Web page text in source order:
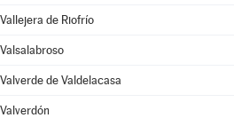
Vallejera de Riofrío
Valsalabroso
Valverde de Valdelacasa
Valverdón